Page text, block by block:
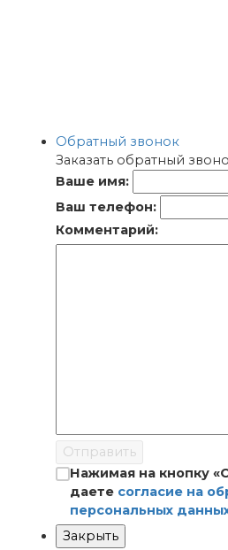
Обратный звонок
Заказать обратный
Ваше имя:
Ваш телефон:
Комментарий:
Отправить
Нажимая на кнопку
даете согласие на
персональных
Закрыть